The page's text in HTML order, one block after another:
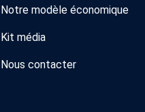
Notre modèle économique
Kit média
Nous contacter